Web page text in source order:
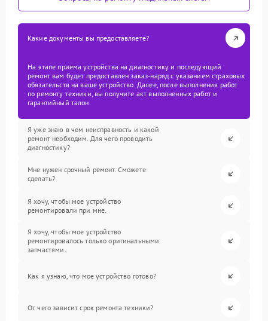
Какие документы вы предоставляете?
На этапе приема устройства на диагностику и последующий
ремонт вам будет предоставлен заказ-наряд с указанием страховых
обязательств на ваше устройство. Далее, после выполнения работ
по ремонту техники, вы получите акт выполненных работ и
гарантийный талон.
Я уже знаю в чем неисправность и какой
ремонт необходим. Для чего проводить
диагностику?
Мне нужен срочный ремонт. Сможете
сделать?
Я хочу, чтобы мое устройство
ремонтировали при мне.
Я хочу, чтобы мое устройство
ремонтировалось только оригинальными
запчастями.
Как я узнаю, что мое устройство готово?
От чего зависит срок ремонта техники?